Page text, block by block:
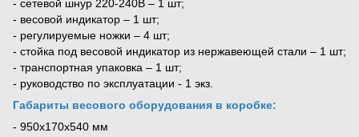
- сетевой шнур 220-240В – 1 шт;
- весовой индикатор – 1 шт;
- регулируемые ножки – 4 шт;
- стойка под весовой индикатор из нержавеющей стали – 1 шт;
- транспортная упаковка – 1 шт;
- руководство по эксплуатации - 1 экз.
Габариты весового оборудования в коробке:
- 950x170x540 мм